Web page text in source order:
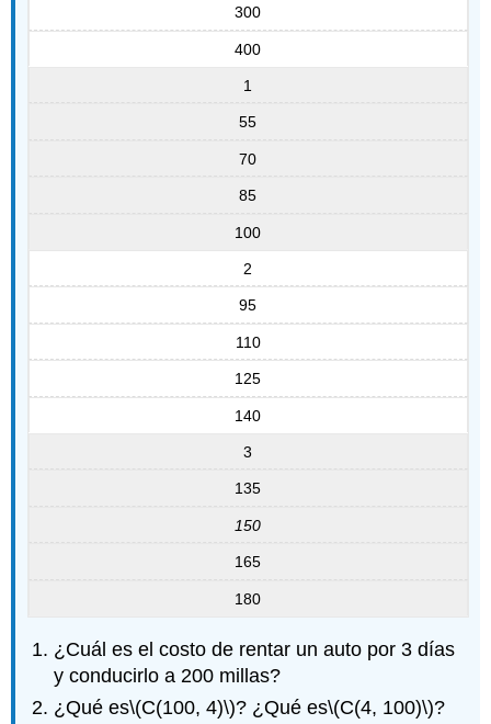
300
400
1
55
70
85
100
2
95
110
125
140
3
135
150
165
180
¿Cuál es el costo de rentar un auto por 3 días
y conducirlo a 200 millas?
¿Qué es\(C(100, 4)\)? ¿Qué es\(C(4, 100)\)?